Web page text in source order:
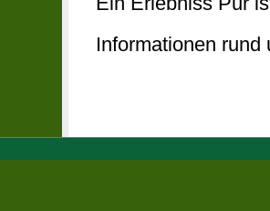
Informationen rund